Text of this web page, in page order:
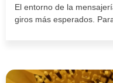
El entorno de la
giros más esperados.